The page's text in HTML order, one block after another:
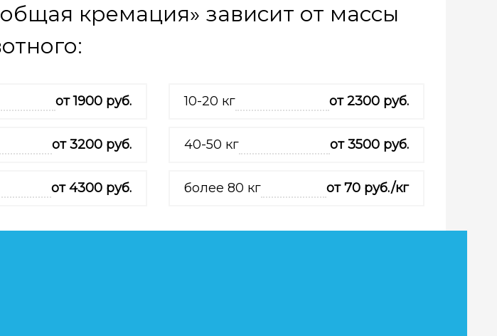
кремация» зависит от массы
от 1900 руб. 10-20 кг от 2300 руб.
от 3200 руб. 40-50 кг от 3500 руб.
от 4300 руб. более 80 кг от 70 руб./кг